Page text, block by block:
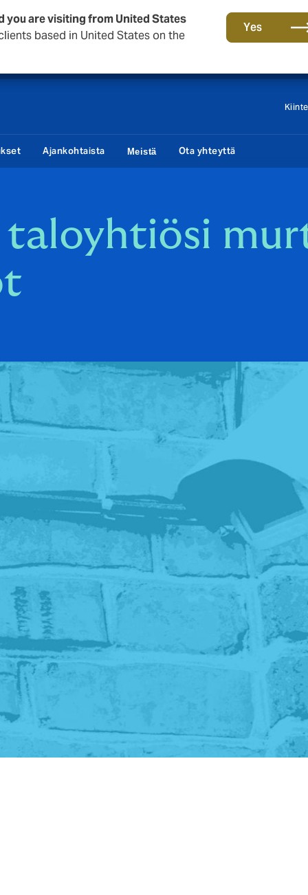
you are visiting from United States
based in United States on the
Yes
Tärkeää asiaa sinulle taloyhtiön hallituksen jäsen!
Ajankohtaista Meistä Ota yhteyttä
taloyhtiösi